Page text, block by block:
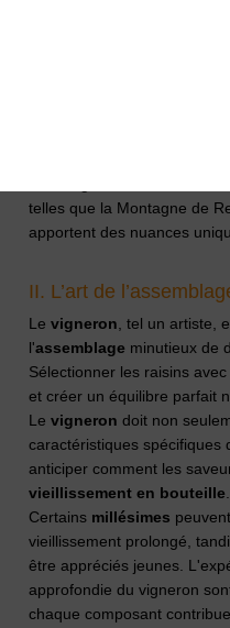
telles que la Montagne de
apportent des nuances
II. L’art de
Levigneron, tel un artiste,
l'assemblage minutieux de
Sélectionner les raisins
et créer un équilibre parfait
Levigneron doit non
caractéristiques spécifiques
anticiper comment les
vieillissement en bouteille.
Certains millésimes
vieillissement prolongé,
être appréciés jeunes.
approfondie du vigneron
chaque composant